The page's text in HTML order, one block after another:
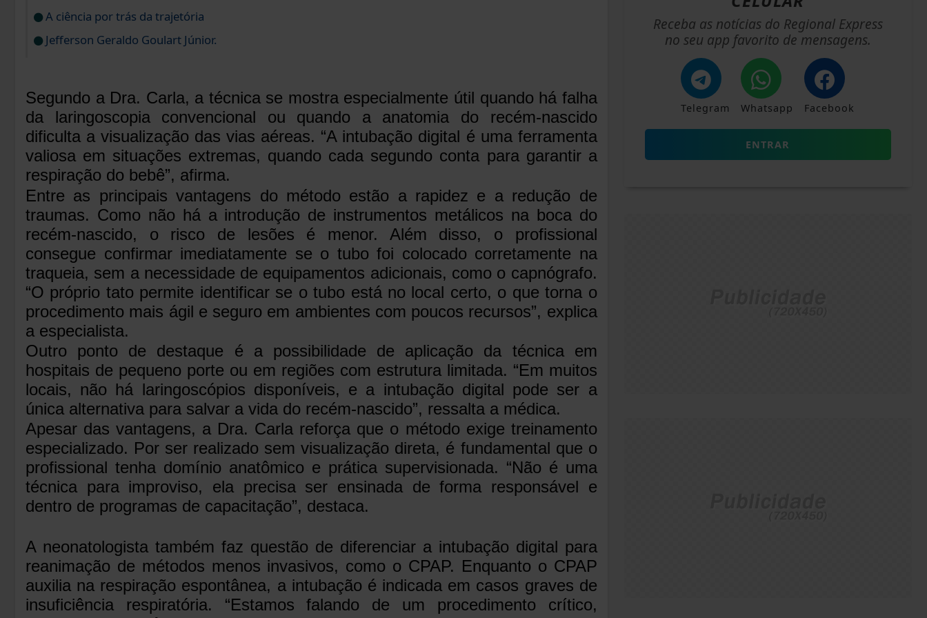
A ciência por trás da trajetória
Jefferson Geraldo Goulart Júnior.
Segundo a Dra. Carla, a técnica se mostra especialmente útil quando há falha
da laringoscopia convencional ou quando a anatomia do recém-nascido
dificulta a visualização das vias aéreas. “A intubação digital é uma ferramenta
valiosa em situações extremas, quando cada segundo conta para garantir a
respiração do bebê”, afirma.
Entre as principais vantagens do método estão a rapidez e a redução de
traumas. Como não há a introdução de instrumentos metálicos na boca do
recém-nascido, o risco de lesões é menor. Além disso, o profissional
consegue confirmar imediatamente se o tubo foi colocado corretamente na
traqueia, sem a necessidade de equipamentos adicionais, como o capnógrafo.
“O próprio tato permite identificar se o tubo está no local certo, o que torna o
procedimento mais ágil e seguro em ambientes com poucos recursos”, explica
a especialista.
Outro ponto de destaque é a possibilidade de aplicação da técnica em
hospitais de pequeno porte ou em regiões com estrutura limitada. “Em muitos
locais, não há laringoscópios disponíveis, e a intubação digital pode ser a
única alternativa para salvar a vida do recém-nascido”, ressalta a médica.
Apesar das vantagens, a Dra. Carla reforça que o método exige treinamento
especializado. Por ser realizado sem visualização direta, é fundamental que o
profissional tenha domínio anatômico e prática supervisionada. “Não é uma
técnica para improviso, ela precisa ser ensinada de forma responsável e
dentro de programas de capacitação”, destaca.
A neonatologista também faz questão de diferenciar a intubação digital para
reanimação de métodos menos invasivos, como o CPAP. Enquanto o CPAP
auxilia na respiração espontânea, a intubação é indicada em casos graves de
insuficiência respiratória. “Estamos falando de um procedimento crítico,
Receba as notícias do Regional Express
no seu app favorito de mensagens.
Telegram Whatsapp Facebook
ENTRAR